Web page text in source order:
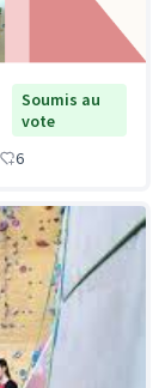
Soumis au
vote
6